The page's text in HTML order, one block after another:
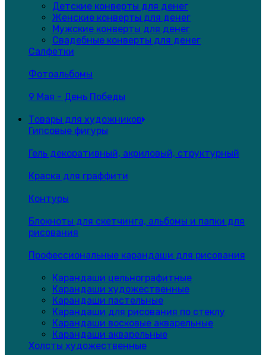
Детские конверты для денег
Женские конверты для денег
Мужские конверты для денег
Свадебные конверты для денег
Салфетки
Фотоальбомы
9 Мая - День Победы
Товары для художников
Гипсовые фигуры
Гель декоративный, акриловый, структурный
Краска для граффити
Контуры
Блокноты для скетчинга, альбомы и папки для
рисования
Профессиональные карандаши для рисования
Карандаши цельнографитные
Карандаши художественные
Карандаши пастельные
Карандаши для рисования по стеклу
Карандаши восковые акварельные
Карандаши акварельные
Холсты художественные